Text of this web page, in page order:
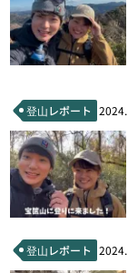
登山レポート
登山レポート